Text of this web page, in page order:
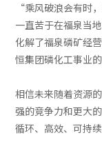
“乘风破浪会有时
一直苦于在福泉当
化解了福泉磷矿经
恒集团磷化工事业
相信未来随着资源
强的竞争力和更大
循环、高效、可持续